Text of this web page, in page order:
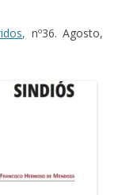
nº36. Agosto,